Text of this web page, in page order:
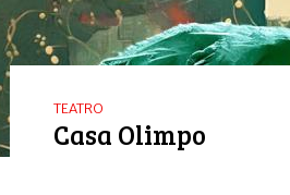
TEATRO
Casa Olimpo